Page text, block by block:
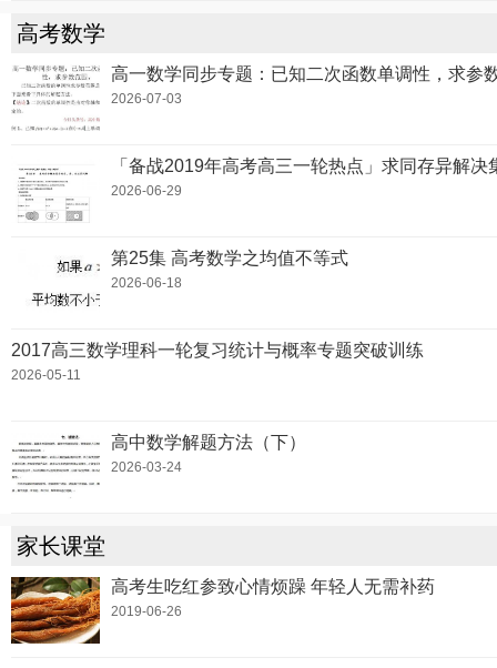
高考数学
高一数学同步专题：已知二次函数单调性，求参
2026-07-03
「备战2019年高考高三一轮热点」求同存异解决
2026-06-29
第25集 高考数学之均值不等式
2026-06-18
2017高三数学理科一轮复习统计与概率专题突破训练
2026-05-11
高中数学解题方法（下）
2026-03-24
家长课堂
高考生吃红参致心情烦躁 年轻人无需补药
2019-06-26